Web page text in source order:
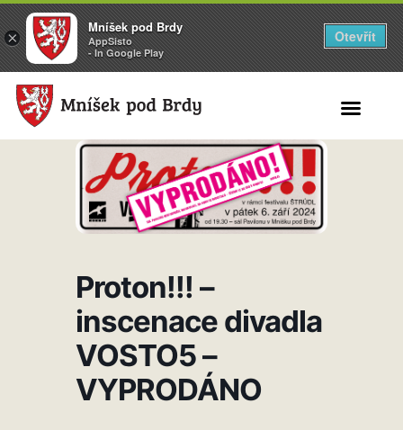
Proton!!! –
inscenace divadla
VOSTO5 –
VYPRODÁNO
×
Mníšek pod Brdy
AppSisto
- In Google Play
Otevřít